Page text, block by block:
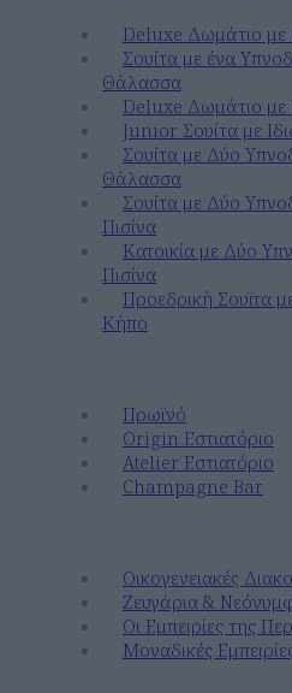
Deluxe Δωμάτιο
Σουίτα με ένα
Θάλασσα
Deluxe Δωμάτιο με
Junior Σουίτα με
Σουίτα με Δύο
Θάλασσα
Σουίτα με Δύο
Πισίνα
Κατοικία με Δύο
Πισίνα
Προεδρική Σουϊτα
Κήπο
Πρωϊνό
Origin Εστιατόριο
Atelier Εστιατόριο
Champagne Bar
Οικογενειακές
Ζευγάρια &
Οι Εμπειρίες της
Μοναδικές